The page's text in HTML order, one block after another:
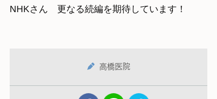
NHKさん　更なる続編を期待しています！
高橋医院